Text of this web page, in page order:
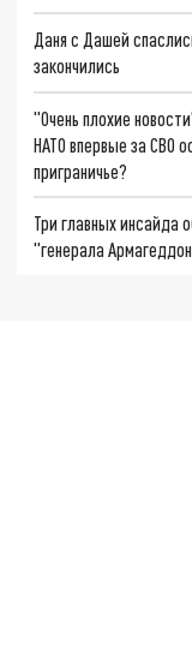
Даня с Дашей
закончились
"Очень плохие
НАТО впервые за СВО
приграничье?
Три главных инсайда
"генерала